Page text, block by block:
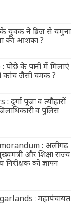
युवक ने ब्रिज से यमुना
की आशंका ?
के पानी में मिलाएं
कांच जैसी चमक ?
पूजा व त्यौहारों
व पुलिस
: अलीगढ़
और शिक्षा राज्य
निरीक्षक को ज्ञापन
: महापंचायत